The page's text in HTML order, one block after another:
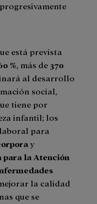
está prevista
%, más de 370
al desarrollo
social,
tiene por
infantil; los
para
y
para la Atención
la calidad
que se